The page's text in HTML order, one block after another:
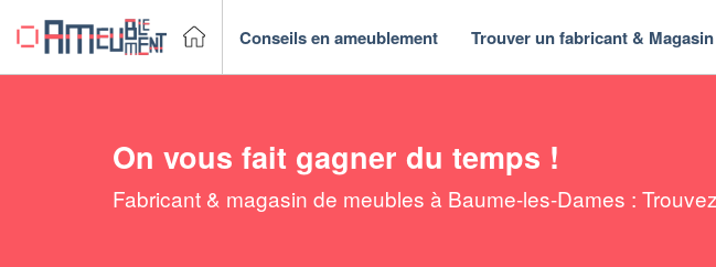
Conseils en ameublement Trouver un fabricant &
On vous fait gagner du temps !
Fabricant & magasin de meubles à Baume-les-Dames :